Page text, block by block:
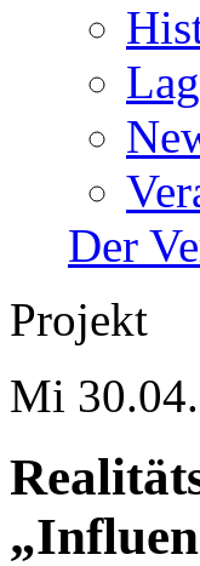
Der
Projekt
Mi 30.04.